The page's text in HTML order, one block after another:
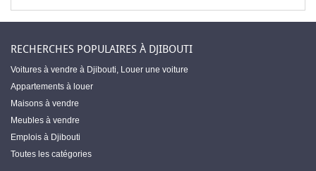
RECHERCHES POPULAIRES À DJIBOUTI
Voitures à vendre à Djibouti, Louer une voiture
Appartements à louer
Maisons à vendre
Meubles à vendre
Emplois à Djibouti
Toutes les catégories